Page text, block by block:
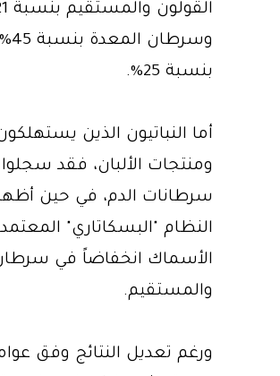
بنسبة 25%.
أما النباتيون الذين
ومنتجات الألبان، فقد
سرطانات الدم، في حين
النظام "البسكاتاري"
الأسماك انخفاضاً في
والمستقيم.
ورغم تعديل النتائج وفق